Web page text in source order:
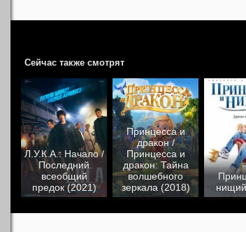
Сейчас также смотрят
Л.У.К.А.: Начало /
Последний
всеобщий
предок (2021)
Принцесса и
дракон /
Принцесса и
дракон: Тайна
волшебного
зеркала (2018)